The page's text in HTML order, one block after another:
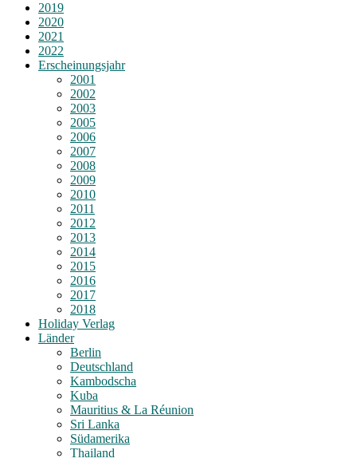
2019
2020
2021
2022
Erscheinungsjahr
2001
2002
2003
2005
2006
2007
2008
2009
2010
2011
2012
2013
2014
2015
2016
2017
2018
Holiday Verlag
Länder
Berlin
Deutschland
Kambodscha
Kuba
Mauritius & La Réunion
Sri Lanka
Südamerika
Thailand